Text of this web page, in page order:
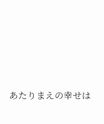
あたりまえの幸せは